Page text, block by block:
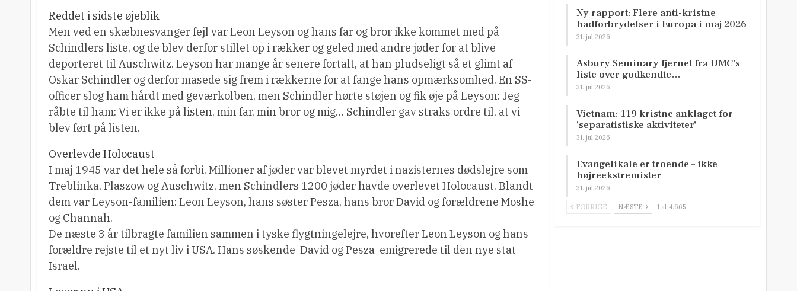
Reddet i sidste øjeblik
Men ved en skæbnesvanger fejl var Leon Leyson og hans far og bror ikke kommet med på
Schindlers liste, og de blev derfor stillet op i rækker og geled med andre jøder for at blive
deporteret til Auschwitz. Leyson har mange år senere fortalt, at han pludseligt så et glimt af
Oskar Schindler og derfor masede sig frem i rækkerne for at fange hans opmærksomhed. En SS-
officer slog ham hårdt med geværkolben, men Schindler hørte støjen og fik øje på Leyson: Jeg
råbte til ham: Vi er ikke på listen, min far, min bror og mig… Schindler gav straks ordre til, at vi
blev ført på listen.
Overlevde Holocaust
I maj 1945 var det hele så forbi. Millioner af jøder var blevet myrdet i nazisternes dødslejre som
Treblinka, Plaszow og Auschwitz, men Schindlers 1200 jøder havde overlevet Holocaust. Blandt
dem var Leyson-familien: Leon Leyson, hans søster Pesza, hans bror David og forældrene Moshe
og Channah.
De næste 3 år tilbragte familien sammen i tyske flygtningelejre, hvorefter Leon Leyson og hans
forældre rejste til et nyt liv i USA. Hans søskende  David og Pesza  emigrerede til den nye stat
Israel.
Ny rapport: Flere anti-kristne
hadforbrydelser i Europa i maj 2026
31. jul 2026
Asbury Seminary fjernet fra UMC’s
liste over godkendte…
31. jul 2026
Vietnam: 119 kristne anklaget for
’separatistiske aktiviteter’
31. jul 2026
Evangelikale er troende – ikke
højreekstremister
31. jul 2026
FORRIGE NÆSTE 1 af 4.665